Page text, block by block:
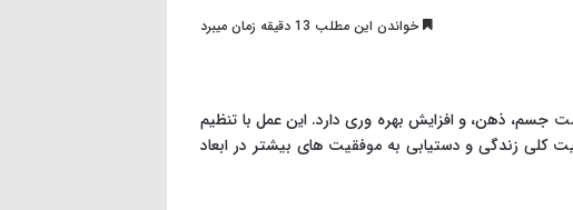
خواندن این مطلب 13 دقیقه زمان میبرد
جسم، ذهن، و افزایش بهره وری دارد. این عمل با تنظیم
کلی زندگی و دستیابی به موفقیت های بیشتر در ابعاد